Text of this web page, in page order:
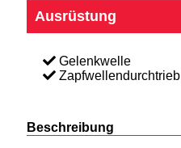
Ausrüstung
Gelenkwelle
Zapfwellendurchtrieb
Beschreibung